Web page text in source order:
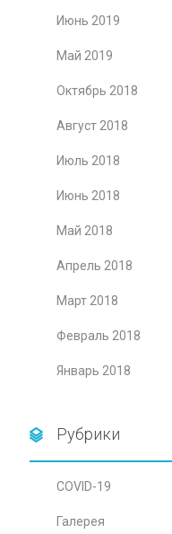
Июнь 2019
Май 2019
Октябрь 2018
Август 2018
Июль 2018
Июнь 2018
Май 2018
Апрель 2018
Март 2018
Февраль 2018
Январь 2018
Рубрики
COVID-19
Галерея